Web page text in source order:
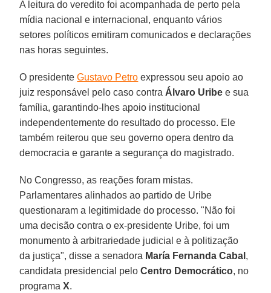
A leitura do veredito foi acompanhada de perto pela
mídia nacional e internacional, enquanto vários
setores políticos emitiram comunicados e declarações
nas horas seguintes.
O presidenteGustavo Petro expressou seu apoio ao
juiz responsável pelo caso contra Álvaro Uribe e sua
família, garantindo-lhes apoio institucional
independentemente do resultado do processo. Ele
também reiterou que seu governo opera dentro da
democracia e garante a segurança do magistrado.
No Congresso, as reações foram mistas.
Parlamentares alinhados ao partido de Uribe
questionaram a legitimidade do processo. "Não foi
uma decisão contra o ex-presidente Uribe, foi um
monumento à arbitrariedade judicial e à politização
da justiça", disse a senadora María Fernanda Cabal ,
candidata presidencial peloCentro Democrático, no
programaX.